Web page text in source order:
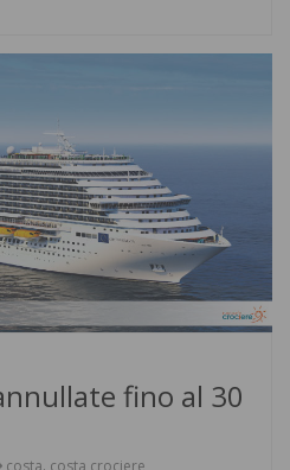
fino al 30
costa, costa crociere